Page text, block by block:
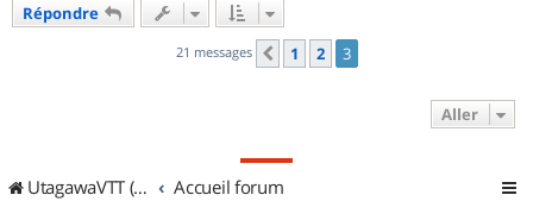
Répondre
21 messages Précédent
1 2 3
Aller
UtagawaVTT (Randos VTT et VTTAE avec traces GPS) Accueil forum